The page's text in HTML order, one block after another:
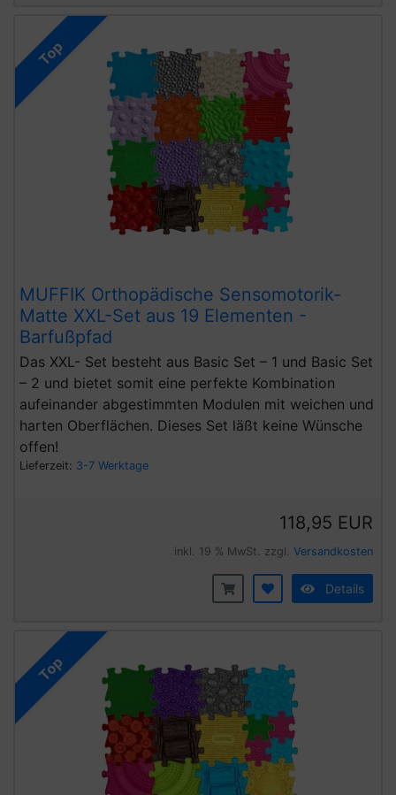
Top
MUFFIK Orthopädische Sensomotorik-
Matte XXL-Set aus 19 Elementen -
Barfußpfad
Das XXL- Set besteht aus Basic Set – 1 und Basic Set
– 2 und bietet somit eine perfekte Kombination
aufeinander abgestimmten Modulen mit weichen und
harten Oberflächen. Dieses Set läßt keine Wünsche
offen!
Lieferzeit: 3-7 Werktage
118,95 EUR
inkl. 19 % MwSt. zzgl. Versandkosten
Details
Top